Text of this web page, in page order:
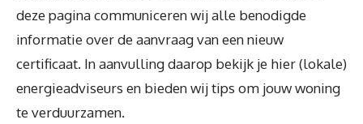
deze pagina communiceren wij alle benodigde
informatie over de aanvraag van een nieuw
certificaat. In aanvulling daarop bekijk je hier (lokale)
energieadviseurs en bieden wij tips om jouw woning
te verduurzamen.